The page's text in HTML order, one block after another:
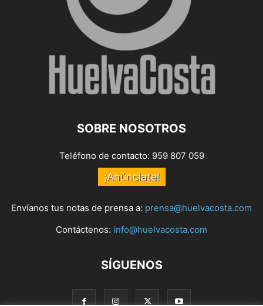
SOBRE NOSOTROS
Teléfono de contacto: 959 807 059
¡Anúnciate!
Envíanos tus notas de prensa a: prensa@huelvacosta.com
Contáctenos: info@huelvacosta.com
SÍGUENOS